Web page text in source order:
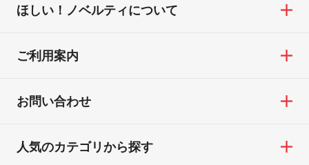
ほしい！ノベルティについて
ご利用案内
お問い合わせ
人気のカテゴリから探す